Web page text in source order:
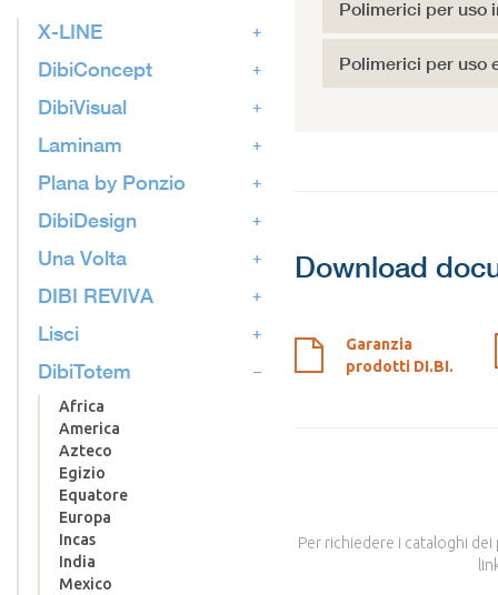
X-LINE
DibiConcept
DibiVisual
Laminam
Plana by Ponzio
DibiDesign
Una Volta
DIBI REVIVA
Lisci
DibiTotem
Africa
America
Azteco
Egizio
Equatore
Europa
Incas
India
Mexico
Polimerici per uso
Polimerici per uso
Download
Garanzia
prodotti DI.BI.
Per richiedere i cataloghi